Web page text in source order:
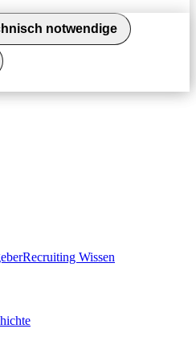
notwendige
Recruiting Wissen